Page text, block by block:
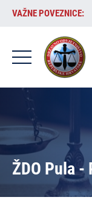
Skoči
sadržaj
VAŽNE
VAŽNE POVEZNICE:
ŽDO Pula -